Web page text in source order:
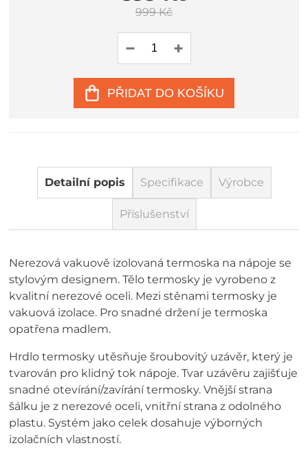
999 Kč
PŘIDAT DO KOŠÍKU
Detailní popis Specifikace Výrobce
Příslušenství
Nerezová vakuově izolovaná termoska na nápoje se
stylovým designem. Tělo termosky je vyrobeno z
kvalitní nerezové oceli. Mezi stěnami termosky je
vakuová izolace. Pro snadné držení je termoska
opatřena madlem.
Hrdlo termosky utěsňuje šroubovitý uzávěr, který je
tvarován pro klidný tok nápoje. Tvar uzávěru zajišťuje
snadné otevírání/zavírání termosky. Vnější strana
šálku je z nerezové oceli, vnitřní strana z odolného
plastu. Systém jako celek dosahuje výborných
izolačních vlastností.